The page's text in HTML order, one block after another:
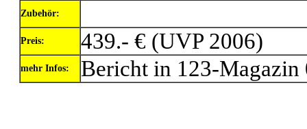
Zubehör:
Preis: 439.- € (UVP 2006)
mehr Infos: Bericht in 123-Magazin